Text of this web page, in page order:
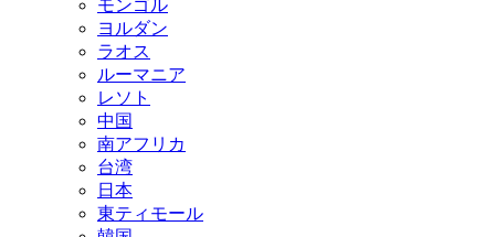
モンゴル
ヨルダン
ラオス
ルーマニア
レソト
中国
南アフリカ
台湾
日本
東ティモール